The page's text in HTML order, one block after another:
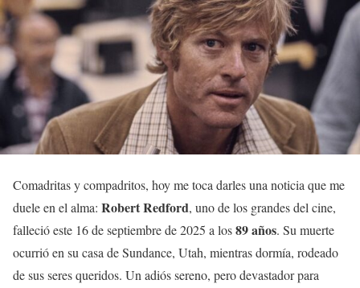
Comadritas y compadritos, hoy me toca darles una noticia que me
duele en el alma: Robert Redford, uno de los grandes del cine,
falleció este 16 de septiembre de 2025 a los89 años. Su muerte
ocurrió en su casa de Sundance, Utah, mientras dormía, rodeado
de sus seres queridos. Un adiós sereno, pero devastador para